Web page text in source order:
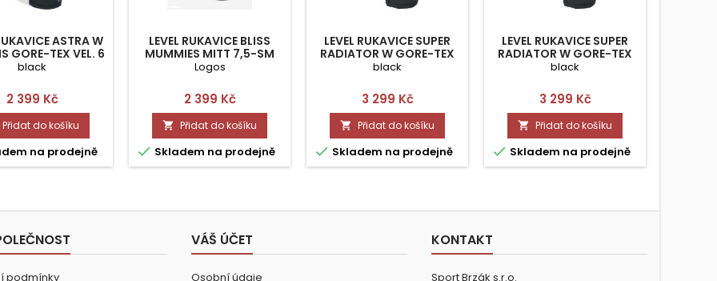
ASTRA W
GORE-TEX VEL. 6
- XXS
black
Cena
2 399 Kč
Přidat do košíku
na prodejně
LEVEL RUKAVICE BLISS
MUMMIES MITT 7,5-SM
Logos
Cena
2 399 Kč
 Přidat do košíku
 Skladem na prodejně
LEVEL RUKAVICE SUPER
RADIATOR W GORE-TEX
XS 6,5
black
Cena
3 299 Kč
 Přidat do košíku
 Skladem na prodejně
LEVEL RUKAVICE SUPER
RADIATOR W GORE-TEX
SM 7,5
black
Cena
3 299 Kč
 Přidat do košíku
 Skladem na prodejně
podmínky
VÁŠ ÚČET
Osobní údaje
KONTAKT
Sport Brzák s.r.o.